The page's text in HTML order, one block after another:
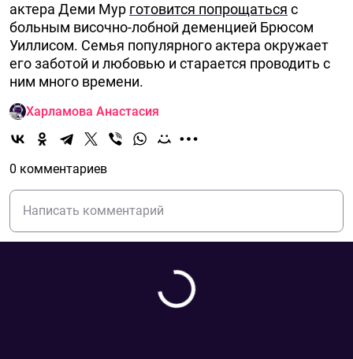
актера Деми Мур готовится попрощаться с
больным височно-лобной деменцией Брюсом
Уиллисом. Семья популярного актера окружает
его заботой и любовью и старается проводить с
ним много времени.
Харламова Анастасия
0 комментариев